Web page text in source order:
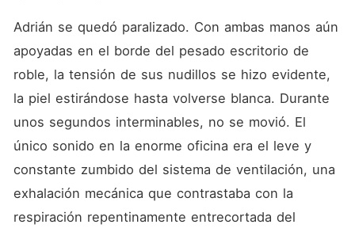
Adrián se quedó paralizado. Con ambas manos aún
apoyadas en el borde del pesado escritorio de
roble, la tensión de sus nudillos se hizo evidente,
la piel estirándose hasta volverse blanca. Durante
unos segundos interminables, no se movió. El
único sonido en la enorme oficina era el leve y
constante zumbido del sistema de ventilación, una
exhalación mecánica que contrastaba con la
respiración repentinamente entrecortada del